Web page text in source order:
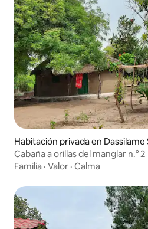
Habitación privada en Dassilame
Cabaña a orillas del manglar n.° 2
Familia · Valor · Calma